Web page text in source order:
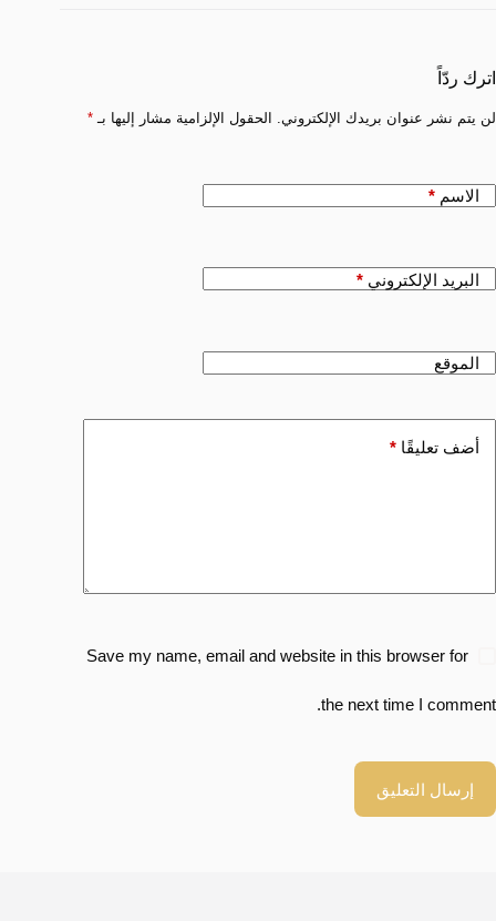
اترك ردّاً
لن يتم نشر عنوان بريدك الإلكتروني. الحقول الإلزامية مشار إليها بـ *
الاسم *
البريد الإلكتروني *
الموقع
أضف تعليقًا *
Save my name, email and website in this browser for
the next time I comment.
إرسال التعليق